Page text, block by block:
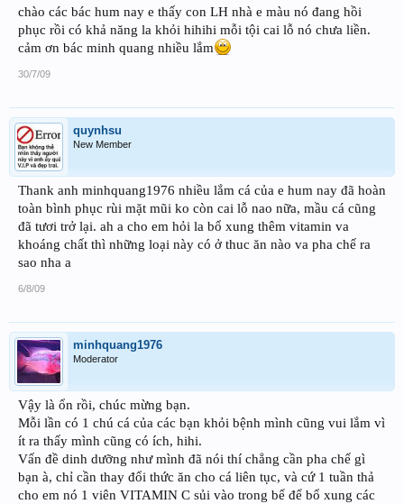
chào các bác hum nay e thấy con LH nhà e màu nó đang hồi
phục rồi có khả năng la khỏi hihihi mỗi tội cai lỗ nó chưa liền.
cảm ơn bác minh quang nhiều lắm
30/7/09
quynhsu
New Member
Thank anh minhquang1976 nhiều lắm cá của e hum nay đã hoàn
toàn bình phục rùi mặt mũi ko còn cai lỗ nao nữa, mầu cá cũng
đã tươi trở lại. ah a cho em hỏi la bổ xung thêm vitamin va
khoáng chất thì những loại này có ở thuc ăn nào va pha chế ra
sao nha a
6/8/09
minhquang1976
Moderator
Vậy là ổn rồi, chúc mừng bạn.
Mỗi lần có 1 chú cá của các bạn khỏi bệnh mình cũng vui lắm vì
ít ra thấy mình cũng có ích, hihi.
Vấn đề dinh dưỡng như mình đã nói thí chẳng cần pha chế gì
bạn à, chỉ cần thay đổi thức ăn cho cá liên tục, và cứ 1 tuần thả
cho em nó 1 viên VITAMIN C sủi vào trong bể để bổ xung các